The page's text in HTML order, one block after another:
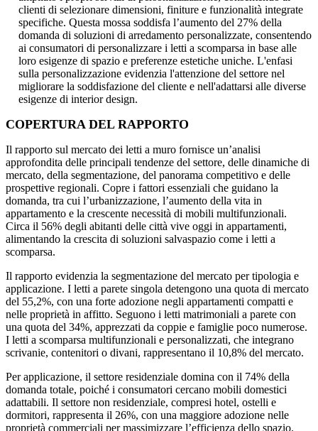
clienti di selezionare dimensioni, finiture e funzionalità integrate
specifiche. Questa mossa soddisfa l’aumento del 27% della
domanda di soluzioni di arredamento personalizzate, consentendo
ai consumatori di personalizzare i letti a scomparsa in base alle
loro esigenze di spazio e preferenze estetiche uniche. L'enfasi
sulla personalizzazione evidenzia l'attenzione del settore nel
migliorare la soddisfazione del cliente e nell'adattarsi alle diverse
esigenze di interior design.
COPERTURA DEL RAPPORTO
Il rapporto sul mercato dei letti a muro fornisce un’analisi
approfondita delle principali tendenze del settore, delle dinamiche di
mercato, della segmentazione, del panorama competitivo e delle
prospettive regionali. Copre i fattori essenziali che guidano la
domanda, tra cui l’urbanizzazione, l’aumento della vita in
appartamento e la crescente necessità di mobili multifunzionali.
Circa il 56% degli abitanti delle città vive oggi in appartamenti,
alimentando la crescita di soluzioni salvaspazio come i letti a
scomparsa.
Il rapporto evidenzia la segmentazione del mercato per tipologia e
applicazione. I letti a parete singola detengono una quota di mercato
del 55,2%, con una forte adozione negli appartamenti compatti e
nelle proprietà in affitto. Seguono i letti matrimoniali a parete con
una quota del 34%, apprezzati da coppie e famiglie poco numerose.
I letti a scomparsa multifunzionali e personalizzati, che integrano
scrivanie, contenitori o divani, rappresentano il 10,8% del mercato.
Per applicazione, il settore residenziale domina con il 74% della
domanda totale, poiché i consumatori cercano mobili domestici
adattabili. Il settore non residenziale, compresi hotel, ostelli e
dormitori, rappresenta il 26%, con una maggiore adozione nelle
proprietà commerciali per massimizzare l’efficienza dello spazio.